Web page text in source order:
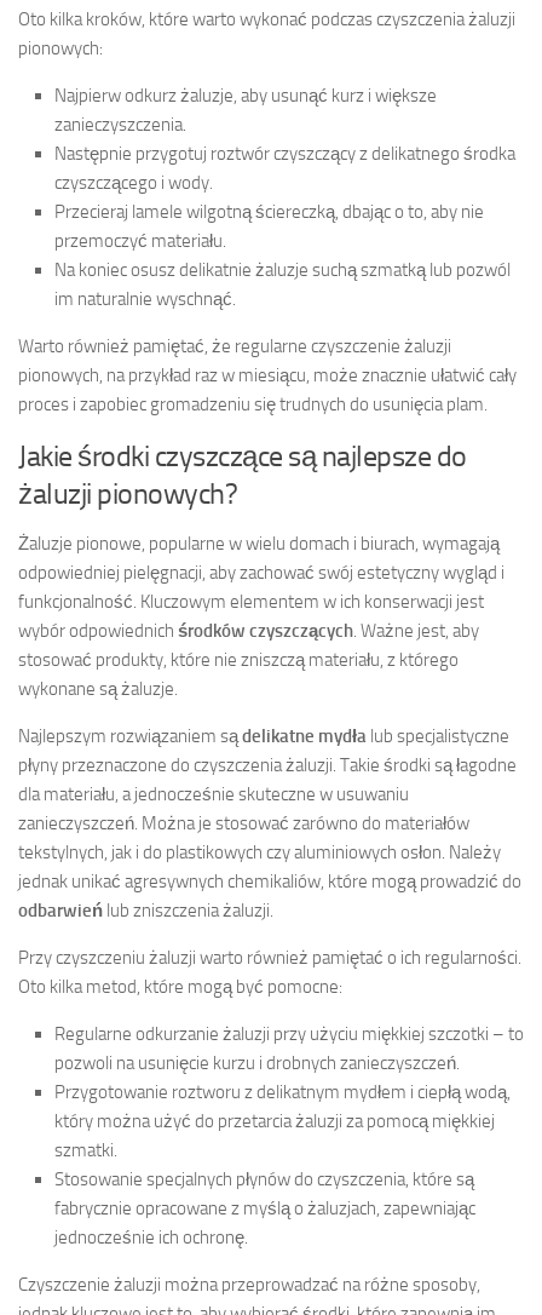
Oto kilka kroków, które warto wykonać podczas czyszczenia żaluzji
pionowych:
Najpierw odkurz żaluzje, aby usunąć kurz i większe
zanieczyszczenia.
Następnie przygotuj roztwór czyszczący z delikatnego środka
czyszczącego i wody.
Przecieraj lamele wilgotną ściereczką, dbając o to, aby nie
przemoczyć materiału.
Na koniec osusz delikatnie żaluzje suchą szmatką lub pozwól
im naturalnie wyschnąć.
Warto również pamiętać, że regularne czyszczenie żaluzji
pionowych, na przykład raz w miesiącu, może znacznie ułatwić cały
proces i zapobiec gromadzeniu się trudnych do usunięcia plam.
Jakie środki czyszczące są najlepsze do
żaluzji pionowych?
Żaluzje pionowe, popularne w wielu domach i biurach, wymagają
odpowiedniej pielęgnacji, aby zachować swój estetyczny wygląd i
funkcjonalność. Kluczowym elementem w ich konserwacji jest
wybór odpowiednich środków czyszczących. Ważne jest, aby
stosować produkty, które nie zniszczą materiału, z którego
wykonane są żaluzje.
Najlepszym rozwiązaniem sądelikatne mydła lub specjalistyczne
płyny przeznaczone do czyszczenia żaluzji. Takie środki są łagodne
dla materiału, a jednocześnie skuteczne w usuwaniu
zanieczyszczeń. Można je stosować zarówno do materiałów
tekstylnych, jak i do plastikowych czy aluminiowych osłon. Należy
jednak unikać agresywnych chemikaliów, które mogą prowadzić do
odbarwień lub zniszczenia żaluzji.
Przy czyszczeniu żaluzji warto również pamiętać o ich regularności.
Oto kilka metod, które mogą być pomocne:
Regularne odkurzanie żaluzji przy użyciu miękkiej szczotki – to
pozwoli na usunięcie kurzu i drobnych zanieczyszczeń.
Przygotowanie roztworu z delikatnym mydłem i ciepłą wodą,
który można użyć do przetarcia żaluzji za pomocą miękkiej
szmatki.
Stosowanie specjalnych płynów do czyszczenia, które są
fabrycznie opracowane z myślą o żaluzjach, zapewniając
jednocześnie ich ochronę.
Czyszczenie żaluzji można przeprowadzać na różne sposoby,